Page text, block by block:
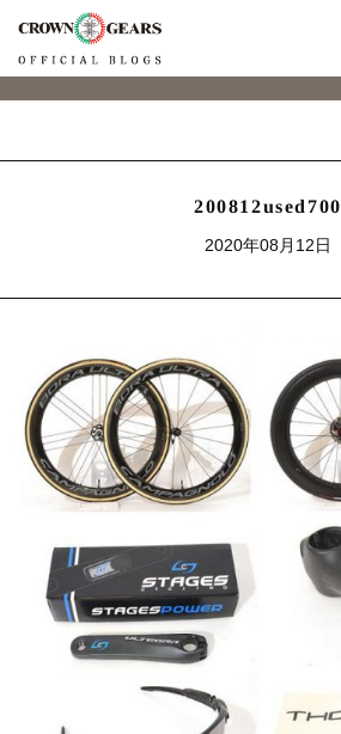
200812used700
2020年08月12日